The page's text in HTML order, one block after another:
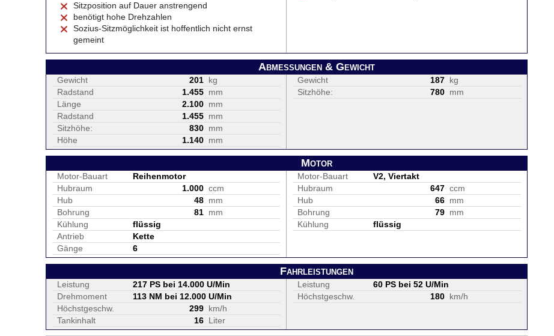
Sitzposition auf Dauer anstrengend
benötigt hohe Drehzahlen
Sozius-Sitzmöglichkeit ist hoffentlich nicht ernst
gemeint
Abmessungen & Gewicht
Gewicht 201 kg
Radstand
1.455 mm
Länge
2.100 mm
Radstand
1.455 mm
Sitzhöhe:
830 mm
Höhe
1.140 mm
Gewicht 187 kg
Sitzhöhe:
780 mm
Motor
Motor-Bauart
Reihenmotor
Hubraum
1.000 ccm
Hub
48 mm
Bohrung
81 mm
Kühlung
flüssig
Antrieb
Kette
Gänge
6
Motor-Bauart
V2, Viertakt
Hubraum
647 ccm
Hub
66 mm
Bohrung
79 mm
Kühlung
flüssig
Fahrleistungen
Leistung
217 PS bei 14.000 U/Min
Drehmoment
113 NM bei 12.000 U/Min
Höchstgeschw.
299 km/h
Tankinhalt
16 Liter
Leistung
60 PS bei 52 U/Min
Höchstgeschw.
180 km/h